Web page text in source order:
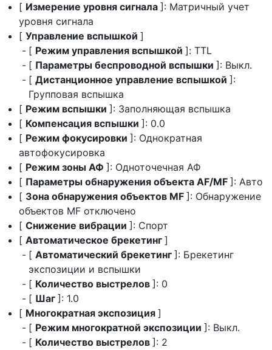
[ Измерение уровня сигнала ]: Матричный учет
уровня сигнала
[ Управление вспышкой ]
[ Режим управления вспышкой ]: TTL
[ Параметры беспроводной вспышки ]: Выкл.
[ Дистанционное управление вспышкой ]:
Групповая вспышка
[ Режим вспышки ]: Заполняющая вспышка
[ Компенсация вспышки ]: 0.0
[ Режим фокусировки ]: Однократная
автофокусировка
[ Режим зоны АФ ]: Одноточечная АФ
[ Параметры обнаружения объекта AF/MF ]: Авто
[ Зона обнаружения объектов MF ]: Обнаружение
объектов MF отключено
[ Снижение вибрации ]: Спорт
[ Автоматическое брекетинг ]
[ Автоматический брекетинг ]: Брекетинг
экспозиции и вспышки
[ Количество выстрелов ]: 0
[ Шаг ]: 1.0
[ Многократная экспозиция ]
[ Режим многократной экспозиции ]: Выкл.
[ Количество выстрелов ]: 2